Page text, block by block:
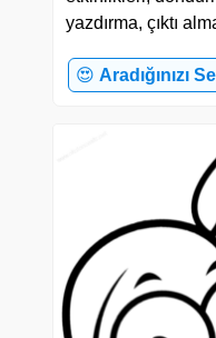
yazdırma, çıktı
😍 Aradığınızı